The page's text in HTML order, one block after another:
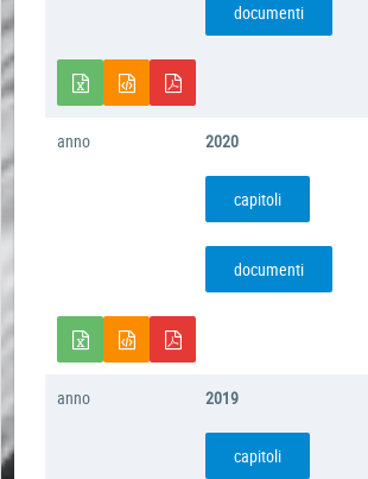
documenti
anno 2020
capitoli
documenti
anno 2019
capitoli